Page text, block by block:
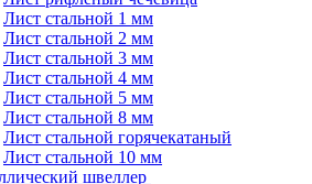
Лист стальной 1 мм
Лист стальной 2 мм
Лист стальной 3 мм
Лист стальной 4 мм
Лист стальной 5 мм
Лист стальной 8 мм
Лист стальной горячекатаный
Лист стальной 10 мм
швеллер